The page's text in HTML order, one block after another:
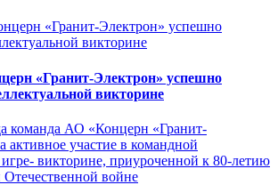
«Гранит-Электрон» успешно
викторине
команда АО «Концерн «Гранит-
активное участие в командной
викторине, приуроченной к 80-летию
войне